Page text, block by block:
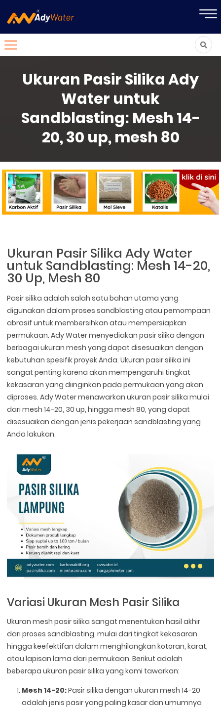
Ukuran Pasir Silika Ady
Water untuk
Sandblasting: Mesh 14-
20, 30 up, mesh 80
Ukuran Pasir Silika Ady Water
untuk Sandblasting: Mesh 14-20,
30 Up, Mesh 80
Pasir silika adalah salah satu bahan utama yang
digunakan dalam proses sandblasting atau pemompaan
abrasif untuk membersihkan atau mempersiapkan
permukaan. Ady Water menyediakan pasir silika dengan
berbagai ukuran mesh yang dapat disesuaikan dengan
kebutuhan spesifik proyek Anda. Ukuran pasir silika ini
sangat penting karena akan mempengaruhi tingkat
kekasaran yang diinginkan pada permukaan yang akan
diproses. Ady Water menawarkan ukuran pasir silika mulai
dari mesh 14-20, 30 up, hingga mesh 80, yang dapat
disesuaikan dengan jenis pekerjaan sandblasting yang
Anda lakukan.
Variasi Ukuran Mesh Pasir Silika
Ukuran mesh pasir silika sangat menentukan hasil akhir
dari proses sandblasting, mulai dari tingkat kekasaran
hingga keefektifan dalam menghilangkan kotoran, karat,
atau lapisan lama dari permukaan. Berikut adalah
beberapa ukuran pasir silika yang kami tawarkan:
Mesh 14-20:Pasir silika dengan ukuran mesh 14-20
adalah jenis pasir yang paling kasar dan umumnya